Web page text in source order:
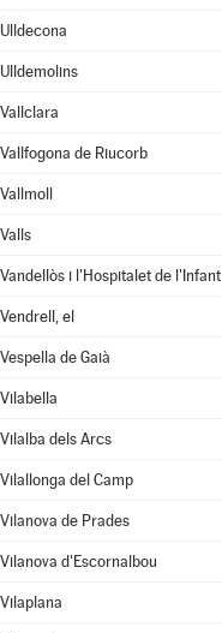
Ulldecona
Ulldemolins
Vallclara
Vallfogona de Riucorb
Vallmoll
Valls
Vandellòs i l'Hospitalet de l'Infant
Vendrell, el
Vespella de Gaià
Vilabella
Vilalba dels Arcs
Vilallonga del Camp
Vilanova de Prades
Vilanova d'Escornalbou
Vilaplana